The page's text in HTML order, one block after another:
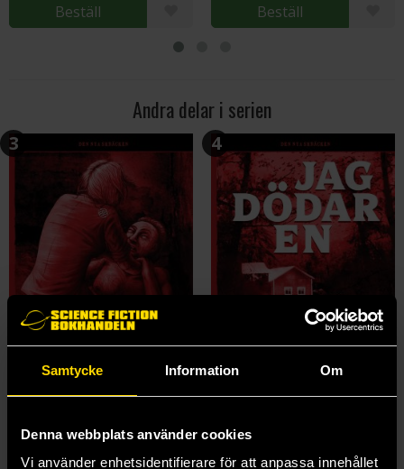
Samtycke Information Om
Denna webbplats använder cookies
Vi använder enhetsidentifierare för att anpassa innehållet
Beställ Beställ
Andra delar i serien
3
Slaktmarker
4
Jag dödar en